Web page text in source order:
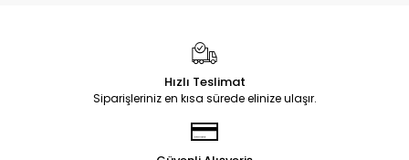
Hızlı Teslimat
Siparişleriniz en kısa sürede elinize ulaşır.